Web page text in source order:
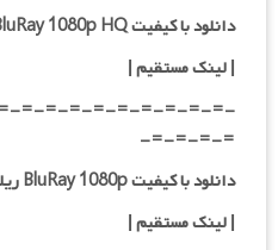
دانلود با کیفیت BluRay 1080p HQ ریلیز F2M
|لینک مستقیم|
=-=-=-=-=-=-=-=-=-
=-=-=-=-
دانلود با کیفیت BluRay 1080p ریلیز F2M
|لینک مستقیم|